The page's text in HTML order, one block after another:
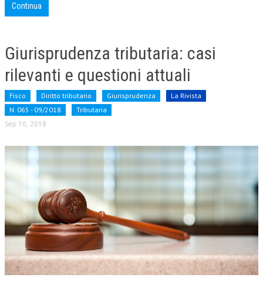
Continua
Giurisprudenza tributaria: casi
rilevanti e questioni attuali
Fisco Diritto tributario Giurisprudenza
La Rivista
N. 065 - 09/2018
Tributaria
Sep 10, 2018